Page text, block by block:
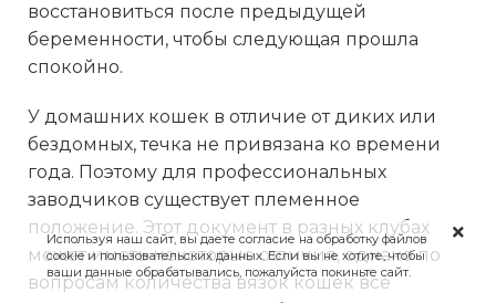
восстановиться после предыдущей
беременности, чтобы следующая прошла
спокойно.
У домашних кошек в отличие от диких или
бездомных, течка не привязана ко времени
года. Поэтому для профессиональных
заводчиков существует племенное
положение. Этот документ в разных клубах
может иметь некоторые отличия, однако по
вопросам количества вязок кошек все
Используя наш сайт, вы даете согласие на обработку файлов
cookie и пользовательских данных. Если вы не хотите, чтобы
ваши данные обрабатывались, пожалуйста покиньте сайт.